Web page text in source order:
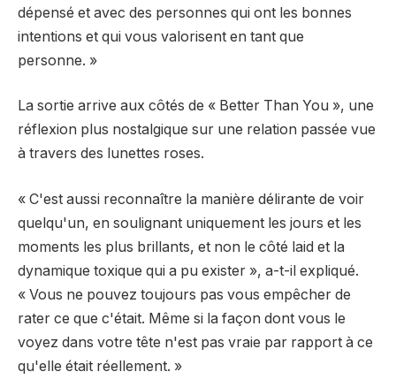
dépensé et avec des personnes qui ont les bonnes
intentions et qui vous valorisent en tant que
personne. »
La sortie arrive aux côtés de « Better Than You », une
réflexion plus nostalgique sur une relation passée vue
à travers des lunettes roses.
« C'est aussi reconnaître la manière délirante de voir
quelqu'un, en soulignant uniquement les jours et les
moments les plus brillants, et non le côté laid et la
dynamique toxique qui a pu exister », a-t-il expliqué.
« Vous ne pouvez toujours pas vous empêcher de
rater ce que c'était. Même si la façon dont vous le
voyez dans votre tête n'est pas vraie par rapport à ce
qu'elle était réellement. »